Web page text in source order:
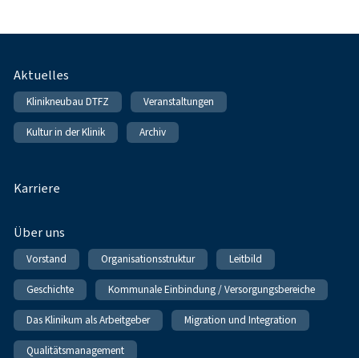
Fußnavigation
Aktuelles
Klinikneubau DTFZ Veranstaltungen
Kultur in der Klinik Archiv
Karriere
Über uns
Vorstand Organisationsstruktur Leitbild
Geschichte Kommunale Einbindung / Versorgungsbereiche
Das Klinikum als Arbeitgeber Migration und Integration
Qualitätsmanagement